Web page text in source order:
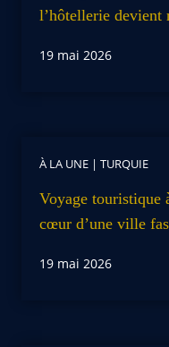
l’hôtellerie devient
19 mai 2026
À LA UNE | TURQUIE
Voyage touristique
cœur d’une ville
19 mai 2026